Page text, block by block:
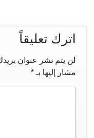
اترك تعليقاً
لن يتم نشر عنوان
مشار إليها بـ *